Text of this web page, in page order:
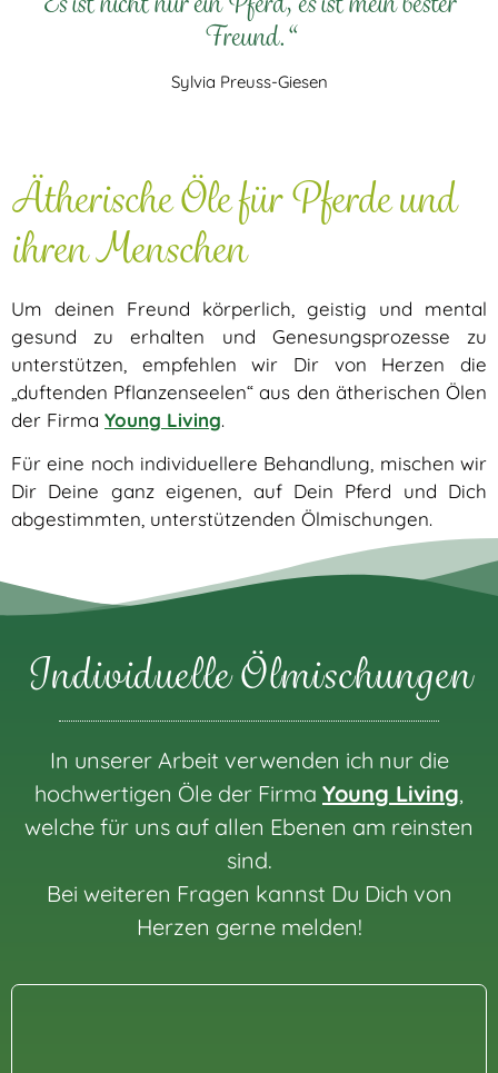
Freund.“
Sylvia Preuss-Giesen
Ätherische Öle für Pferde und
ihren Menschen
Um deinen Freund körperlich, geistig und mental
gesund zu erhalten und Genesungsprozesse zu
unterstützen, empfehlen wir Dir von Herzen die
„duftenden Pflanzenseelen“ aus den ätherischen Ölen
der Firma Young Living.
Für eine noch individuellere Behandlung, mischen wir
Dir Deine ganz eigenen, auf Dein Pferd und Dich
abgestimmten, unterstützenden Ölmischungen.
Individuelle Ölmischungen
In unserer Arbeit verwenden ich nur die
hochwertigen Öle der Firma Young Living,
welche für uns auf allen Ebenen am reinsten
sind.
Bei weiteren Fragen kannst Du Dich von
Herzen gerne melden!